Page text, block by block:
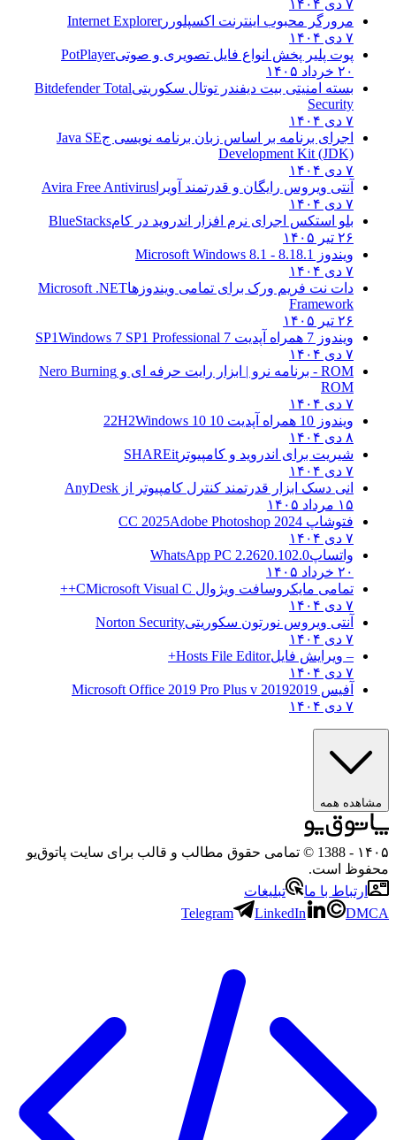
۷ دی ۱۴۰۴
مرورگر محبوب اینترنت اکسپلوررInternet Explorer
۷ دی ۱۴۰۴
پوت پلیر پخش انواع فایل تصویری و صوتیPotPlayer
۲۰ خرداد ۱۴۰۵
بسته امنیتی بیت دیفندر توتال سکوریتیBitdefender Total
Security
۷ دی ۱۴۰۴
اجرای برنامه بر اساس زبان برنامه نویسی جJava SE
Development Kit (JDK)
۷ دی ۱۴۰۴
آنتی ویروس رایگان و قدرتمند آویرا Avira Free Antivirus
۷ دی ۱۴۰۴
بلو استکس اجرای نرم افزار اندروید در کامBlueStacks
۲۶ تیر ۱۴۰۵
ویندوز 8.1
8.1 - Microsoft Windows 8.1
۷ دی ۱۴۰۴
دات نت فریم ورک برای تمامی ویندوزهاMicrosoft .NET
Framework
۲۶ تیر ۱۴۰۵
ویندوز 7 همراه آپدیت 7 SP1
Windows 7 SP1 Professional
۷ دی ۱۴۰۴
ROM - برنامه نرو | ابزار رایت حرفه ای و
Nero Burning
ROM
۷ دی ۱۴۰۴
ویندوز 10 همراه آپدیت 10 22H2
Windows 10
۸ دی ۱۴۰۴
شیریت برای اندروید و کامپیوتر SHAREit
۷ دی ۱۴۰۴
انی دسک ابزار قدرتمند کنترل کامپیوتر از AnyDesk
۱۵ مرداد ۱۴۰۵
فتوشاپ CC 2025 Adobe Photoshop 2024
۷ دی ۱۴۰۴
واتساپWhatsApp PC 2.2620.102.0
۲۰ خرداد ۱۴۰۵
تمامی مایکروسافت ویژوال C Microsoft Visual C++
۷ دی ۱۴۰۴
آنتی ویروس نورتون سکوریتیNorton Security
۷ دی ۱۴۰۴
– ویرایش فایلHosts File Editor+
۷ دی ۱۴۰۴
آفیس 2019 2019 Microsoft Office 2019 Pro Plus v
۷ دی ۱۴۰۴
مشاهده همه
۱۴۰۵
- 1388 © تمامی حقوق مطالب و قالب برای سایت پاتوق‌یو
محفوظ است.
ارتباط با ما
تبلیغات
Telegram
LinkedIn DMCA